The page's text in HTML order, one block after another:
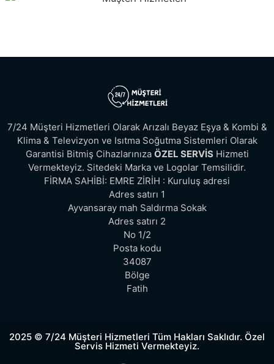
7/24 Müşteri Hizmetleri Olarak Arızalı Beyaz Eşya & Kombi &
Klima & Televizyon ve Isıtma Soğutma Sistemleri Olarak
Garantisi Bitmiş Cihazlarınıza ÖZEL SERVİSHizmeti
Vermekteyiz. Sitedeki Marka ve Logolar Temsilidir.
FİRMA SAHİBİ: EMRE ZİRİH : Kuruluş adresi
Adres satırı 1
Ayvansaray mah Saldırma Sokak
Adres satırı 2
No 1/2
Posta kodu
34087
Bölge
Fatih
2025 © 7/24 Müşteri Hizmetleri Tüm Hakları Saklıdır. Özel
Servis Hizmeti Vermekteyiz.